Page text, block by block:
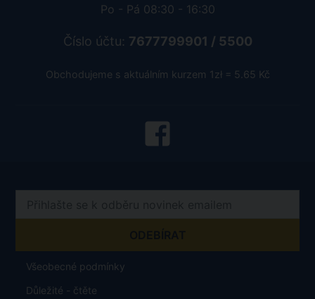
Po - Pá 08:30 - 16:30
Číslo účtu: 7677799901 / 5500
Obchodujeme s aktuálním kurzem 1zł = 5.65 Kč
Všeobecné podmínky
Důležité - čtěte